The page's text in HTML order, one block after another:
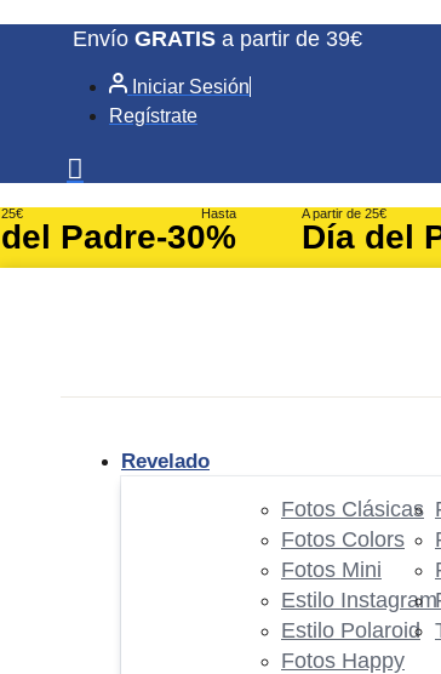
Envío GRATIS a partir de 39€
Iniciar Sesión
Regístrate
Padre
Hasta
-30%
A partir de 25€
Día del
Revelado
Fotos Clásicas
Fotos Colors
Fotos Mini
Estilo Instagram
Estilo Polaroid
Fotos Happy